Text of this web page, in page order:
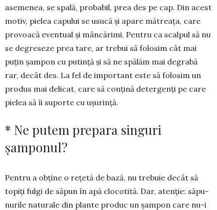
asemenea, se spală, probabil, prea des pe cap. Din acest
motiv, pielea capului se usucă și apare mătreața, care
provoacă eventual și mâncărimi. Pentru ca scalpul să nu
se degreseze prea tare, ar trebui să folosim cât mai
puțin șampon cu putință și să ne spălăm mai degrabă
rar, decât des. La fel de important este să folosim un
produs mai de­licat, care să conțină detergenți pe care
pielea să îi suporte cu ușurință.
* Ne putem prepara singuri
șamponul?
Pentru a obține o rețetă de bază, nu trebuie decât să
topiți fulgi de săpun în apă clocotită. Dar, atenție: săpu­
nurile naturale din plante produc un șampon care nu-i